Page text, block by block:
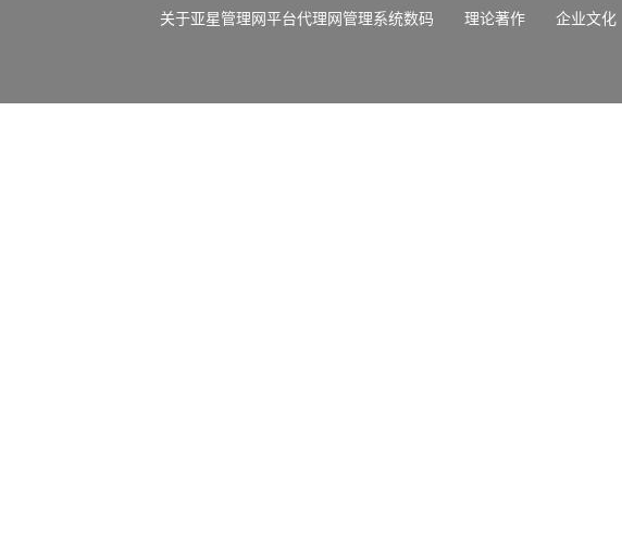
关于亚星管理网平台代理网管理系统数码 理论著作 企业文化